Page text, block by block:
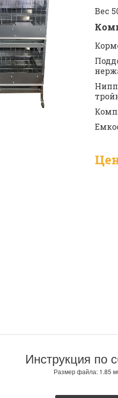
Вес
Инструкция по
Размер файла: 1.85